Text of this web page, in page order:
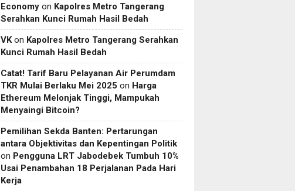
Economy on Kapolres Metro Tangerang
Serahkan Kunci Rumah Hasil Bedah
VKon Kapolres Metro Tangerang Serahkan
Kunci Rumah Hasil Bedah
Catat! Tarif Baru Pelayanan Air Perumdam
TKR Mulai Berlaku Mei 2025 on Harga
Ethereum Melonjak Tinggi, Mampukah
Menyaingi Bitcoin?
Pemilihan Sekda Banten: Pertarungan
antara Objektivitas dan Kepentingan Politik
on Pengguna LRT Jabodebek Tumbuh 10%
Usai Penambahan 18 Perjalanan Pada Hari
Kerja